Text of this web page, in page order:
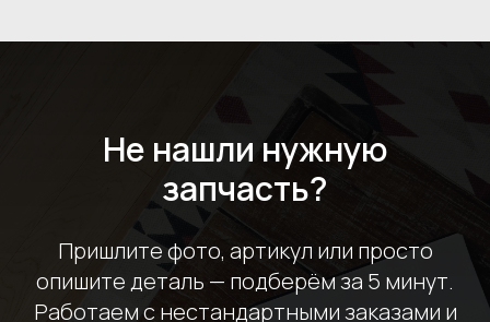
Не нашли нужную
запчасть?
Пришлите фото, артикул или просто
опишите деталь — подберём за 5 минут.
Работаем с нестандартными заказами и